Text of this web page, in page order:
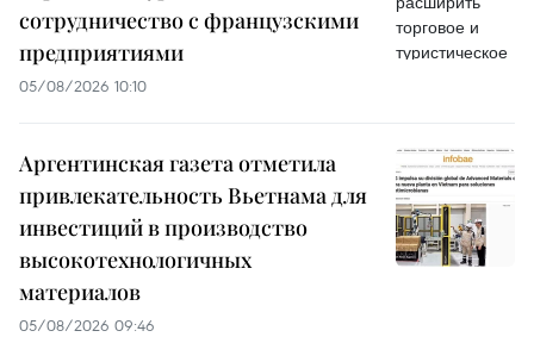
сотрудничество с французскими
предприятиями
05/08/2026 10:10
Аргентинская газета отметила
привлекательность Вьетнама для
инвестиций в производство
высокотехнологичных
материалов
05/08/2026 09:46